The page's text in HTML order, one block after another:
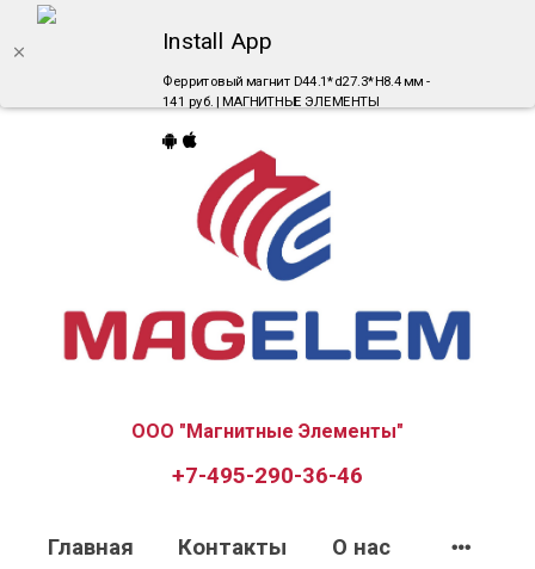
Install App
Ферритовый магнит D44.1*d27.3*H8.4 мм -
141 руб. | МАГНИТНЫЕ ЭЛЕМЕНТЫ
ООО "Магнитные Элементы"
+7-495-290-36-46
Главная Контакты О нас